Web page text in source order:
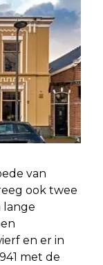
van
ook twee
lange
en er in
met de